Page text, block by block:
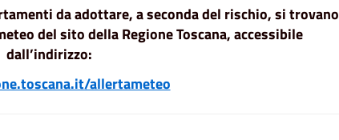
da adottare, a seconda del rischio, si trovano
del sito della Regione Toscana, accessibile
dall’indirizzo:
allertameteo